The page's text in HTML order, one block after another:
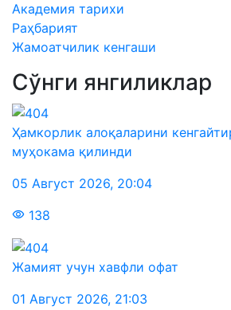
Академия тарихи
Раҳбарият
Жамоатчилик кенгаши
Сўнги янгиликлар
Ҳамкорлик алоқаларини
муҳокама қилинди
05 Август 2026, 20:04
138
Жамият учун хавфли офат
01 Август 2026, 21:03